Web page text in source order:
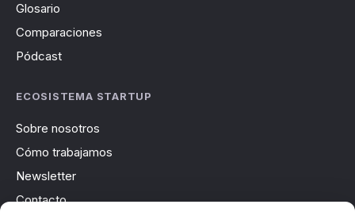
Glosario
Comparaciones
Pódcast
ECOSISTEMA STARTUP
Sobre nosotros
Cómo trabajamos
Newsletter
Contacto